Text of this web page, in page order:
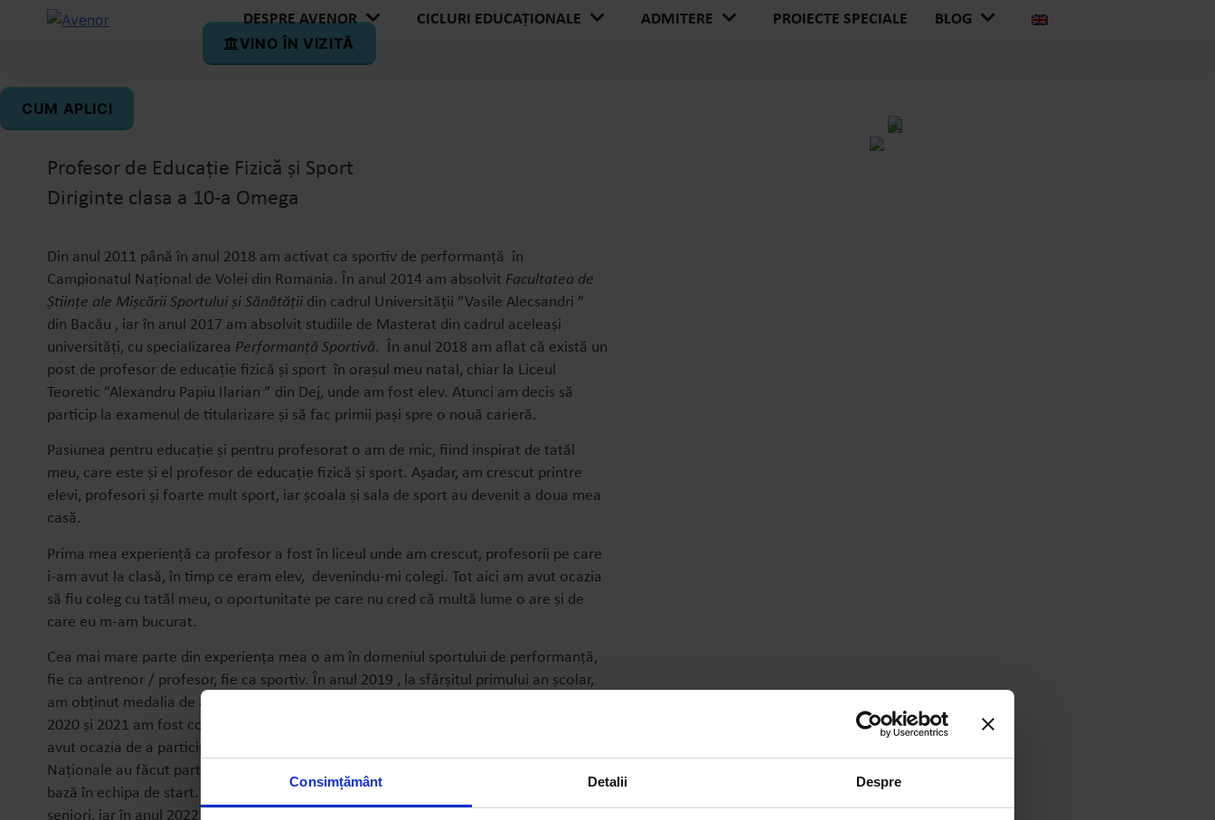
Consimțământ Detalii Despre
DESPRE AVENOR CICLURI EDUCAȚIONALE ADMITERE PROIECTE SPECIALE BLOG
Dan-Ștefan Florea
Profesor de Educație Fizică și Sport
Diriginte clasa a 10-a Omega
Din anul 2011 până în anul 2018 am activat ca sportiv de performanță în
Campionatul Național de Volei din Romania. În anul 2014 am absolvit Facultatea de
Științe ale Mișcării Sportului și Sănătății din cadrul Universității ”Vasile Alecsandri ”
din Bacău , iar în anul 2017 am absolvit studiile de Masterat din cadrul aceleași
universități, cu specializarea Performanță Sportivă. În anul 2018 am aflat că există un
post de profesor de educație fizică și sport în orașul meu natal, chiar la Liceul
Teoretic ”Alexandru Papiu Ilarian ” din Dej, unde am fost elev. Atunci am decis să
particip la examenul de titularizare și să fac primii pași spre o nouă carieră.
Pasiunea pentru educație și pentru profesorat o am de mic, fiind inspirat de tatăl
meu, care este și el profesor de educație fizică și sport. Așadar, am crescut printre
elevi, profesori și foarte mult sport, iar școala și sala de sport au devenit a doua mea
casă.
Prima mea experiență ca profesor a fost în liceul unde am crescut, profesorii pe care
i-am avut la clasă, în timp ce eram elev, devenindu-mi colegi. Tot aici am avut ocazia
să fiu coleg cu tatăl meu, o oportunitate pe care nu cred că multă lume o are și de
care eu m-am bucurat.
Cea mai mare parte din experiența mea o am în domeniul sportului de performanță,
fie ca antrenor / profesor, fie ca sportiv. În anul 2019 , la sfârșitul primului an școlar,
am obținut medalia de argint în Campionatul Național U13 la volei masculin. Anul
2020 și 2021 am fost convocat la Echipa Națională a României ca antrenor, unde am
avut ocazia de a participa la câteva competiții internaționale . Din lotul Echipei
Naționale au făcut parte 6 sportivi din propria echipă, unii dintre ei componenți de
bază în echipa de start. După această experiență am făcut pasul spre echipele de
seniori, iar în anul 2022 am ajuns antrenor la echipa Rapid București. Cu această
VINO ÎN VIZITĂ
CUM APLICI